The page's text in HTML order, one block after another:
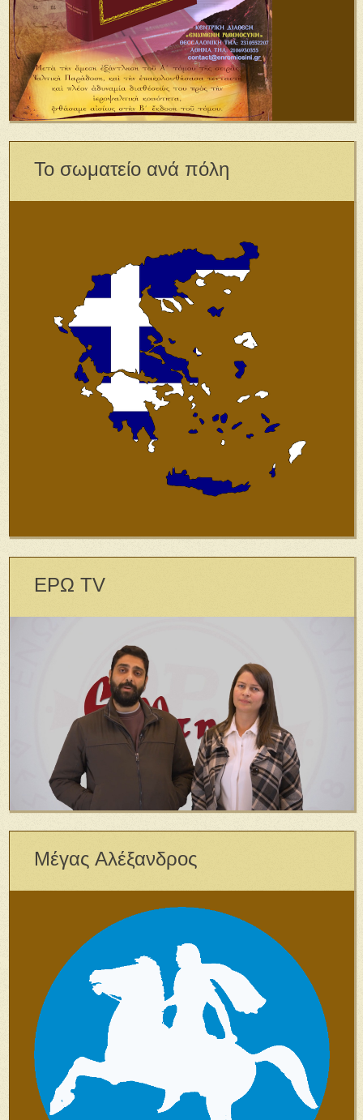
Το σωματείο ανά πόλη
ΕΡΩ TV
Μέγας Αλέξανδρος